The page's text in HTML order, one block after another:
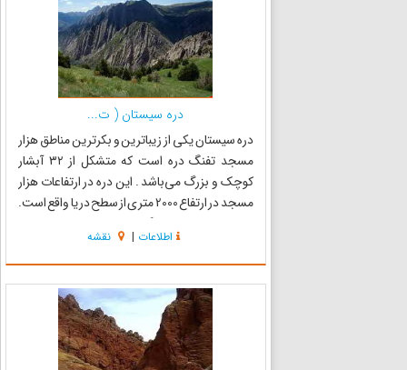
دره سیستان ( ت...
دره سیستان یکی از زیبا‌ترین و بکرترین مناطق هزار
مسجد تفنگ دره است که متشکل از ۳۲ آبشار
کوچک و بزرگ می‌باشد . این دره در ارتفاعات هزار
مسجد در ارتفاع 2000 متری از سطح دریا واقع است.
منطقه پوشیده از جنگلهای ارس است و رودخانه
ایدلیک از میان آن عبور می‌کند. برای دسترسی از
مشهد به سمت...
اطلاعات | نقشه